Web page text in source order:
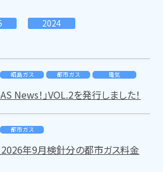
2024
昭島ガス 都市ガス 電気
News！」VOL.2を発行しました！
都市ガス
年9月検針分の都市ガス料金